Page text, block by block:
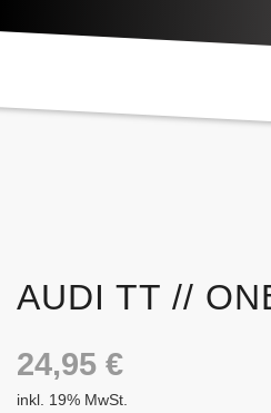
AUDI TT //
24,95 €
inkl. 19% MwSt.